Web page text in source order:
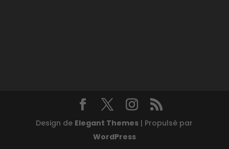
Design de Elegant Themes | Propulsé par
WordPress